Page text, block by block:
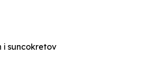
i suncokretov